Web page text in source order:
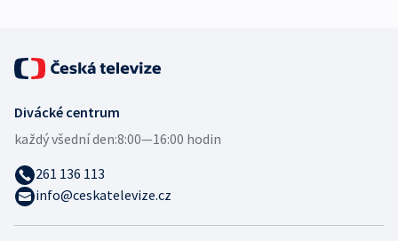
Divácké centrum
každý všední den:8:00—16:00 hodin
261 136 113
info@ceskatelevize.cz